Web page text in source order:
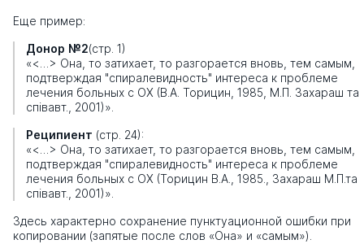
Еще пример:
Донор №2(стр. 1)
«<…> Она, то затихает, то разгорается вновь, тем самым,
подтверждая "спиралевидность" интереса к проблеме
лечения больных с ОХ (В.А. Торицин, 1985, М.П. Захараш та
співавт., 2001)».
Реципиент (стр. 24):
«<…> Она, то затихает, то разгорается вновь, тем самым,
подтверждая "спиралевидность" интереса к проблеме
лечения больных с ОХ (Торицин В.А., 1985., Захараш М.П.та
співавт., 2001)».
Здесь характерно сохранение пунктуационной ошибки при
копировании (запятые после слов «Она» и «самым»).